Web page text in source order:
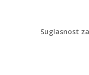
Suglasnost